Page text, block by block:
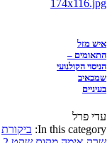
איש מזל
התאומים –
הניסוי הקולנועי
שמכאיב
בעיניים
עדי פרל
In this category: ביקורת